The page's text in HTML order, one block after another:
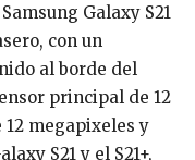
Galaxy S21
con un
al borde del
principal de 12
megapixeles y
S21 y el S21+,